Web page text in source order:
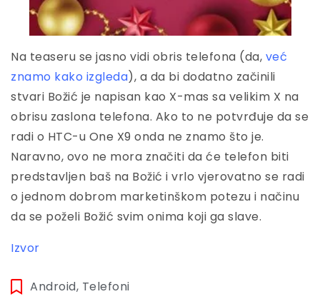
Na teaseru se jasno vidi obris telefona (da, već
znamo kako izgleda), a da bi dodatno začinili
stvari Božić je napisan kao X-mas sa velikim X na
obrisu zaslona telefona. Ako to ne potvrđuje da se
radi o HTC-u One X9 onda ne znamo što je.
Naravno, ovo ne mora značiti da će telefon biti
predstavljen baš na Božić i vrlo vjerovatno se radi
o jednom dobrom marketinškom potezu i načinu
da se poželi Božić svim onima koji ga slave.
Izvor
Android, Telefoni